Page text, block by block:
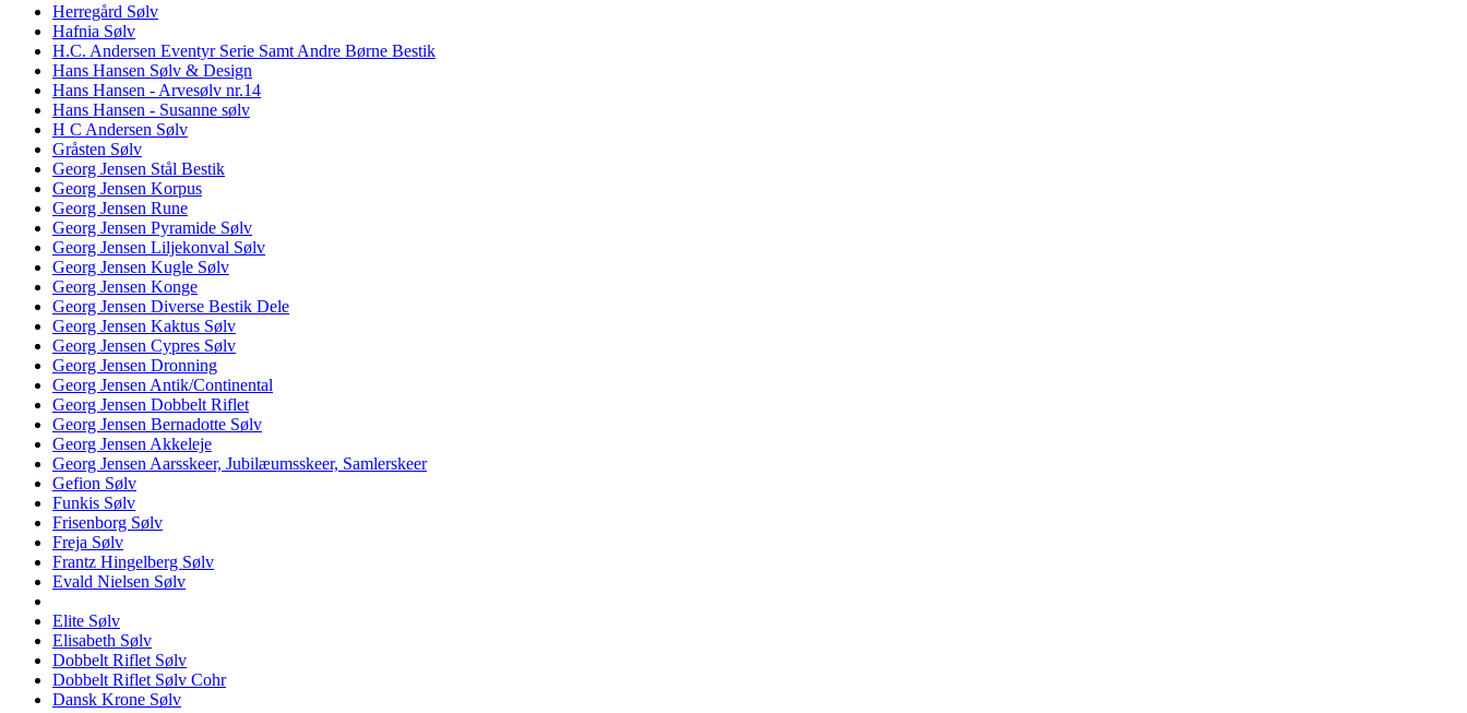
Herregård Sølv
Hafnia Sølv
H.C. Andersen Eventyr Serie Samt Andre Børne Bestik
Hans Hansen Sølv & Design
Hans Hansen - Arvesølv nr.14
Hans Hansen - Susanne sølv
H C Andersen Sølv
Gråsten Sølv
Georg Jensen Stål Bestik
Georg Jensen Korpus
Georg Jensen Rune
Georg Jensen Pyramide Sølv
Georg Jensen Liljekonval Sølv
Georg Jensen Kugle Sølv
Georg Jensen Konge
Georg Jensen Diverse Bestik Dele
Georg Jensen Kaktus Sølv
Georg Jensen Cypres Sølv
Georg Jensen Dronning
Georg Jensen Antik/Continental
Georg Jensen Dobbelt Riflet
Georg Jensen Bernadotte Sølv
Georg Jensen Akkeleje
Georg Jensen Aarsskeer, Jubilæumsskeer, Samlerskeer
Gefion Sølv
Funkis Sølv
Frisenborg Sølv
Freja Sølv
Frantz Hingelberg Sølv
Evald Nielsen Sølv
Elite Sølv
Elisabeth Sølv
Dobbelt Riflet Sølv
Dobbelt Riflet Sølv Cohr
Dansk Krone Sølv